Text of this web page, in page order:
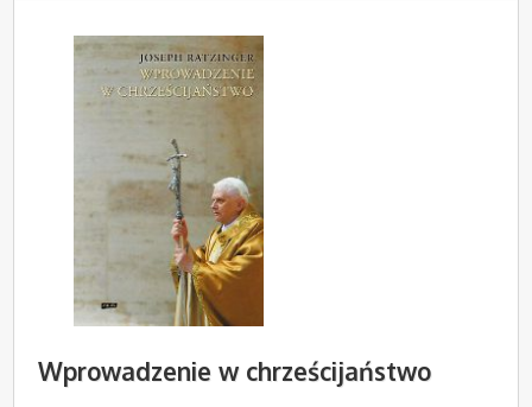
Wprowadzenie w chrześcijaństwo